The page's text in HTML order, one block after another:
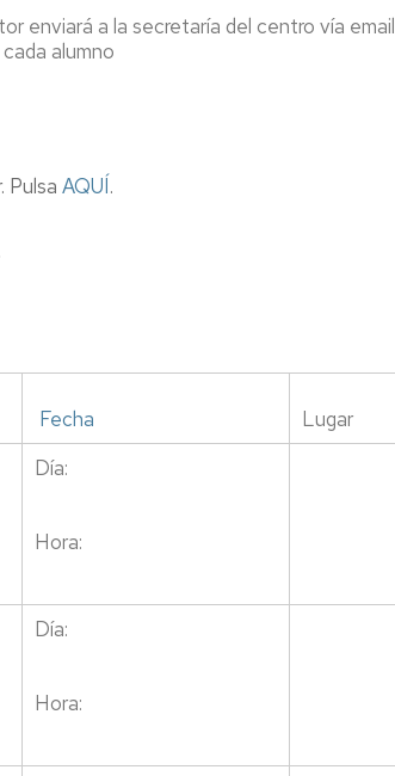
enviará a la secretaría del centro vía email
alumno
Pulsa AQUÍ.
Fecha
Lugar
Día:
Hora:
Día:
Hora: